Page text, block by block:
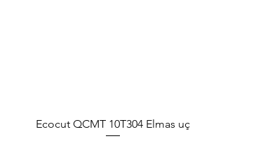
Ecocut QCMT 10T304 Elmas uç